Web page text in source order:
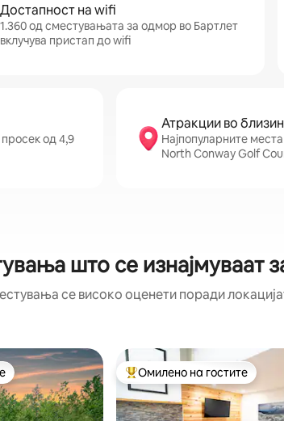
Достапност на wifi
1.360 од сместувањата за одмор во Бартлет
вклучува пристап до wifi
од 4,9
Атракции во
Најпопуларните
North Conway Golf
што се изнајмуваат
се високо оценети поради
на гостите“ Меѓу најуспешните „Омилени
Омилено на гостите